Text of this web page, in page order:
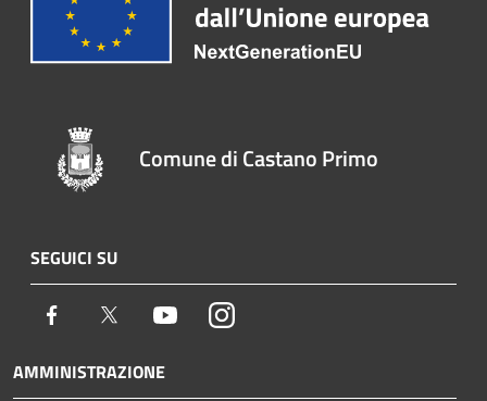
Comune di Castano Primo
SEGUICI SU
Facebook Twitter YoutubeInstagram
AMMINISTRAZIONE